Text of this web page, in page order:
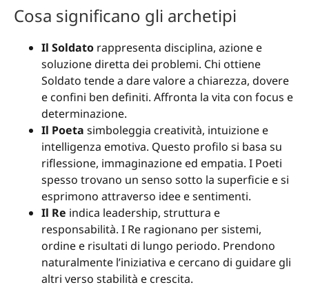
Cosa significano gli archetipi
Il Soldato rappresenta disciplina, azione e
soluzione diretta dei problemi. Chi ottiene
Soldato tende a dare valore a chiarezza, dovere
e confini ben definiti. Affronta la vita con focus e
determinazione.
Il Poeta simboleggia creatività, intuizione e
intelligenza emotiva. Questo profilo si basa su
riflessione, immaginazione ed empatia. I Poeti
spesso trovano un senso sotto la superficie e si
esprimono attraverso idee e sentimenti.
Il Re indica leadership, struttura e
responsabilità. I Re ragionano per sistemi,
ordine e risultati di lungo periodo. Prendono
naturalmente l’iniziativa e cercano di guidare gli
altri verso stabilità e crescita.